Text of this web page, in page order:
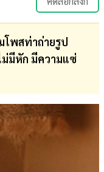
โพสท่าถ่ายรูป
ม่มีหัก มีความแซ่